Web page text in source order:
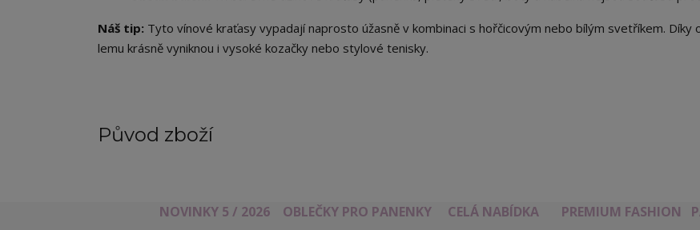
Náš tip: Tyto vínové kraťasy vypadají naprosto úžasně v kombinaci s hořčicovým nebo bílým svetříkem. Díky
lemu krásně vyniknou i vysoké kozačky nebo stylové tenisky.
Původ zboží
NOVINKY 5 / 2026 OBLEČKY PRO PANENKY CELÁ NABÍDKA PREMIUM FASHION